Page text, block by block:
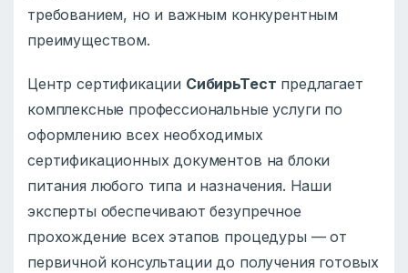
требованием, но и важным конкурентным
преимуществом.
Центр сертификации СибирьТест предлагает
комплексные профессиональные услуги по
оформлению всех необходимых
сертификационных документов на блоки
питания любого типа и назначения. Наши
эксперты обеспечивают безупречное
прохождение всех этапов процедуры — от
первичной консультации до получения готовых